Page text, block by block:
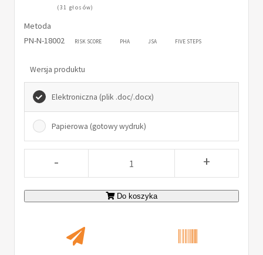
(31 głosów)
Metoda
PN-N-18002
RISK SCORE PHA JSA FIVE STEPS
Wersja produktu
Elektroniczna (plik .doc/.docx)
Papierowa (gotowy wydruk)
- +
Do koszyka